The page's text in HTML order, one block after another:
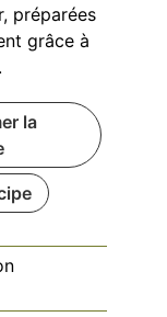
préparées
grâce à
la